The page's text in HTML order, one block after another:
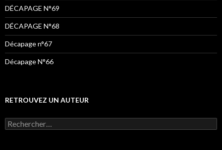
DÉCAPAGE N°69
DÉCAPAGE N°68
Décapage n°67
Décapage N°66
RETROUVEZ UN AUTEUR